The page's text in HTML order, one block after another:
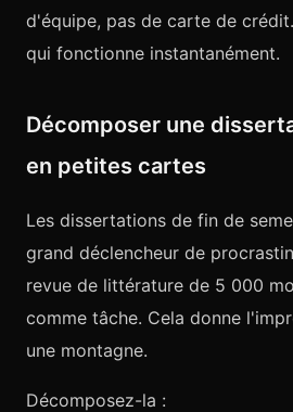
d'équipe, pas de carte de
qui fonctionne instantanément.
Décomposer une
en petites cartes
Les dissertations de fin de
grand déclencheur de
revue de littérature de 5 000
comme tâche. Cela donne
une montagne.
Décomposez-la :